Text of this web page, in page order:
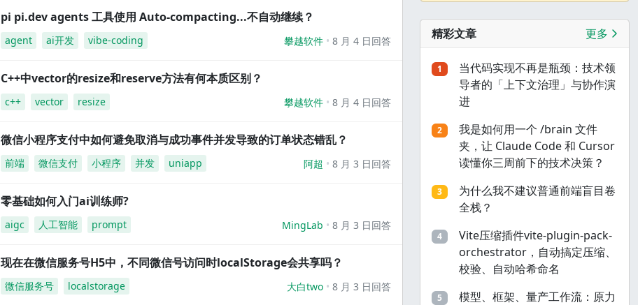
pi pi.dev agents 工具使用 Auto-compacting...不自动继续？
agent ai开发 vibe-coding 攀越软件 8 月 4 日回答
C++中vector的resize和reserve方法有何本质区别？
c++ vector resize 攀越软件 8 月 4 日回答
微信小程序支付中如何避免取消与成功事件并发导致的订单状态错乱？
前端 微信支付 小程序 并发 uniapp 阿超 8 月 3 日回答
零基础如何入门ai训练师?
aigc 人工智能 prompt MingLab 8 月 3 日回答
现在在微信服务号H5中，不同微信号访问时localStorage会共享吗？
微信服务号 localstorage 大白two 8 月 3 日回答
精彩文章 更多
1
当代码实现不再是瓶颈：技术领
导者的「上下文治理」与协作演
进
2
我是如何用一个 /brain 文件
夹，让 Claude Code 和 Cursor
读懂你三周前下的技术决策？
3
为什么我不建议普通前端盲目卷
全栈？
4
Vite压缩插件vite-plugin-pack-
orchestrator，自动搞定压缩、
校验、自动哈希命名
5
模型、框架、量产工作流：原力